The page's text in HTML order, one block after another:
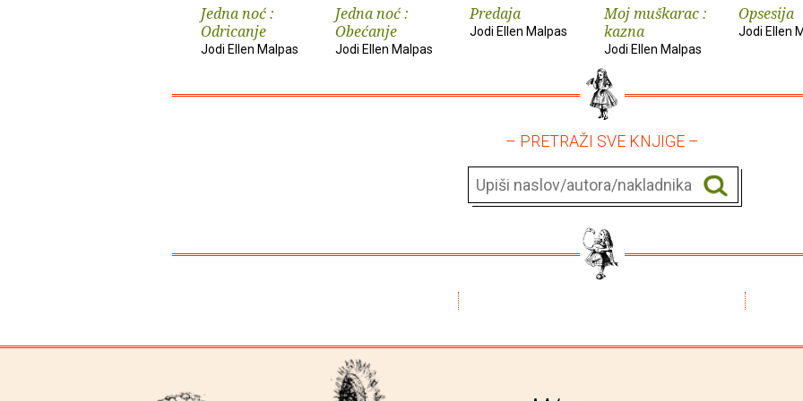
Jedna noć :
Odricanje
Jodi Ellen Malpas
Jedna noć :
Obećanje
Jodi Ellen Malpas
Predaja
Jodi Ellen Malpas
Moj muškarac :
kazna
Jodi Ellen Malpas
Opsesija
Jodi Ellen
– PRETRAŽI SVE KNJIGE –